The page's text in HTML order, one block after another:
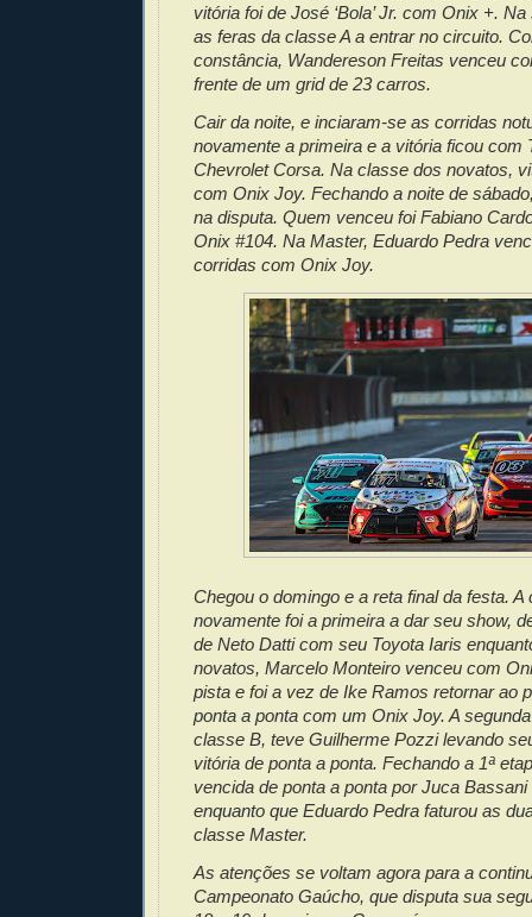
vitória foi de José ‘Bola’ Jr. com Onix +.
as feras da classe A a entrar no circuito.
constância, Wandereson Freitas venceu
frente de um grid de 23 carros.
Cair da noite, e inciaram-se as corridas
novamente a primeira e a vitória ficou com
Chevrolet Corsa. Na classe dos novatos,
com Onix Joy. Fechando a noite de
na disputa. Quem venceu foi Fabiano
Onix #104. Na Master, Eduardo Pedra
corridas com Onix Joy.
Chegou o domingo e a reta final da festa. A
novamente foi a primeira a dar seu show,
de Neto Datti com seu Toyota Iaris
novatos, Marcelo Monteiro venceu com
pista e foi a vez de Ike Ramos retornar ao
ponta a ponta com um Onix Joy. A
classe B, teve Guilherme Pozzi levando
vitória de ponta a ponta. Fechando a 1ª
vencida de ponta a ponta por Juca
enquanto que Eduardo Pedra faturou as
classe Master.
As atenções se voltam agora para a
Campeonato Gaúcho, que disputa sua